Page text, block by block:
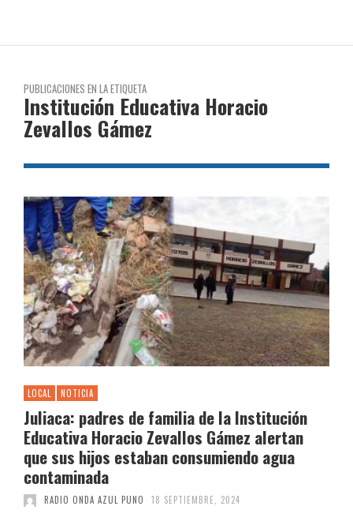
PUBLICACIONES EN LA ETIQUETA
Institución Educativa Horacio
Zevallos Gámez
LOCAL NOTICIA
Juliaca: padres de familia de la Institución
Educativa Horacio Zevallos Gámez alertan
que sus hijos estaban consumiendo agua
contaminada
RADIO ONDA AZUL PUNO 18 SEPTIEMBRE, 2024